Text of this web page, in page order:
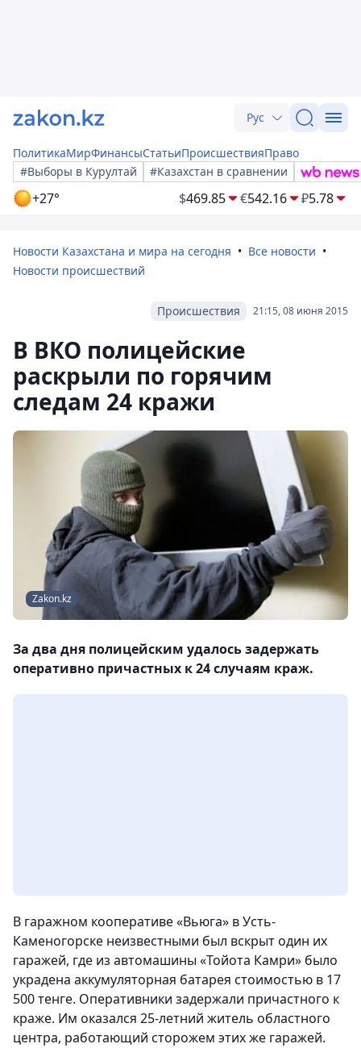
Рус
ПолитикаМирФинансыСтатьиПроисшествияПраво
#Выборы в Курултай
#Казахстан в сравнении
+27° $469.85 €542.16 ₽5.78
Новости Казахстана и мира на сегодня
Все новости
Новости происшествий
21:15, 08 июня 2015
Происшествия
В ВКО полицейские
раскрыли по горячим
следам 24 кражи
Zakon.kz
За два дня полицейским удалось задержать
оперативно причастных к 24 случаям краж.
В гаражном кооперативе «Вьюга» в Усть-
Каменогорске неизвестными был вскрыт один их
гаражей, где из автомашины «Тойота Камри» было
украдена аккумуляторная батарея стоимостью в 17
500 тенге. Оперативники задержали причастного к
краже. Им оказался 25-летний житель областного
центра, работающий сторожем этих же гаражей.